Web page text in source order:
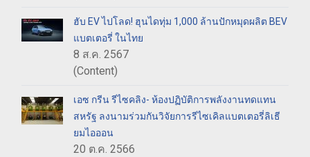
ฮับ EV ไปโลด! ฮุนไดทุ่ม 1,000 ล้านปักหมุดผลิต BEV
แบตเตอรี่ ในไทย
8 ส.ค. 2567
(Content)
เอซ กรีน รีไซคลิง- ห้องปฏิบัติการพลังงานทดแทน
สหรัฐ ลงนามร่วมกันวิจัยการรีไซเคิลแบตเตอรี่ลิเธี
ยมไอออน
20 ต.ค. 2566